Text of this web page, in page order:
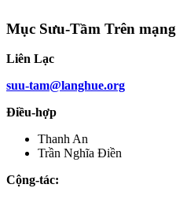
Mục Sưu-Tầm Trên mạng
Liên Lạc
suu-tam@langhue.org
Điều-hợp
Thanh An
Trần Nghĩa Điền
Cộng-tác: